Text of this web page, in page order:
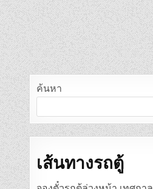
ค้นหา
เส้นทางรถตู้